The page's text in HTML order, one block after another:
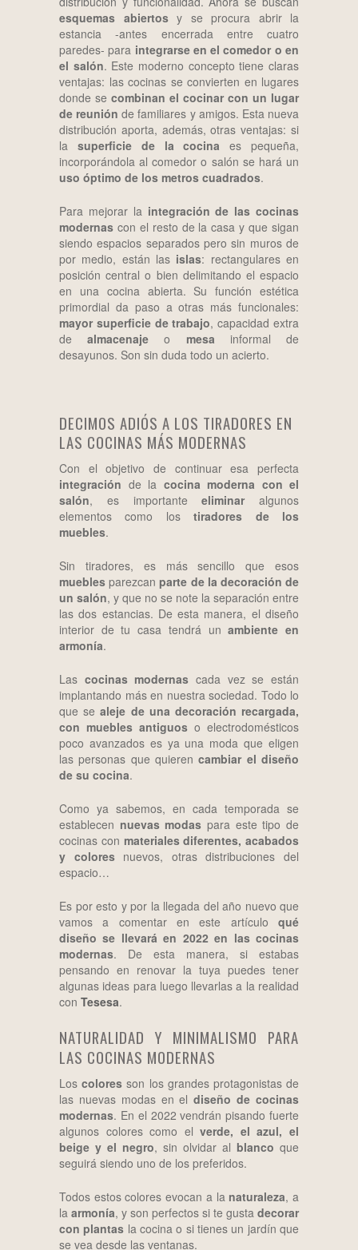
esquemas abiertosy se procura abrir la
estancia -antes encerrada entre cuatro
paredes- para integrarse en el comedor o en
el salón. Este moderno concepto tiene claras
ventajas: las cocinas se convierten en lugares
donde se combinan el cocinar con un lugar
de reunión de familiares y amigos. Esta nueva
distribución aporta, además, otras ventajas: si
la superficie de la cocina es pequeña,
incorporándola al comedor o salón se hará un
uso óptimo de los metros cuadrados.
Para mejorar la integración de las cocinas
modernas con el resto de la casa y que sigan
siendo espacios separados pero sin muros de
por medio, están las islas: rectangulares en
posición central o bien delimitando el espacio
en una cocina abierta. Su función estética
primordial da paso a otras más funcionales:
mayor superficie de trabajo, capacidad extra
dealmacenaje o mesa informal de
desayunos. Son sin duda todo un acierto.
DECIMOS ADIÓS A LOS TIRADORES EN
LAS COCINAS MÁS MODERNAS
Con el objetivo de continuar esa perfecta
integración de la cocina moderna con el
salón, es importanteeliminar algunos
elementos como lostiradores de los
muebles.
Sin tiradores, es más sencillo que esos
muebles parezcanparte de la decoración de
un salón, y que no se note la separación entre
las dos estancias. De esta manera, el diseño
interior de tu casa tendrá unambiente en
armonía.
Las cocinas modernas cada vez se están
implantando más en nuestra sociedad. Todo lo
que sealeje de una decoración recargada,
con muebles antiguos o electrodomésticos
poco avanzados es ya una moda que eligen
las personas que quierencambiar el diseño
de su cocina.
Como ya sabemos, en cada temporada se
establecen nuevas modas para este tipo de
cocinas con materiales diferentes, acabados
y coloresnuevos, otras distribuciones del
espacio…
Es por esto y por la llegada del año nuevo que
vamos a comentar en este artículo qué
diseño se llevará en 2022 en las cocinas
modernas. De esta manera, si estabas
pensando en renovar la tuya puedes tener
algunas ideas para luego llevarlas a la realidad
con Tesesa.
NATURALIDAD Y MINIMALISMO PARA
LAS COCINAS MODERNAS
Loscolores son los grandes protagonistas de
las nuevas modas en eldiseño de cocinas
modernas. En el 2022 vendrán pisando fuerte
algunos colores como elverde, el azul, el
beige y el negro, sin olvidar al blanco que
seguirá siendo uno de los preferidos.
Todos estos colores evocan a la naturaleza, a
la armonía, y son perfectos si te gusta decorar
con plantas la cocina o si tienes un jardín que
se vea desde las ventanas.